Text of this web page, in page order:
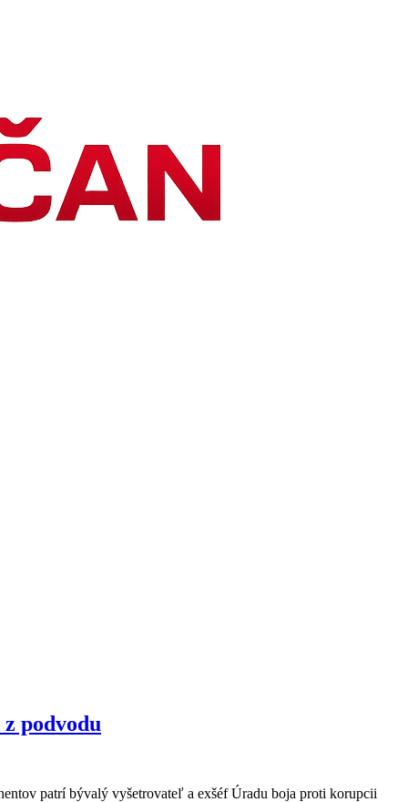
podvodu
patrí bývalý vyšetrovateľ a exšéf Úradu boja proti korupcii